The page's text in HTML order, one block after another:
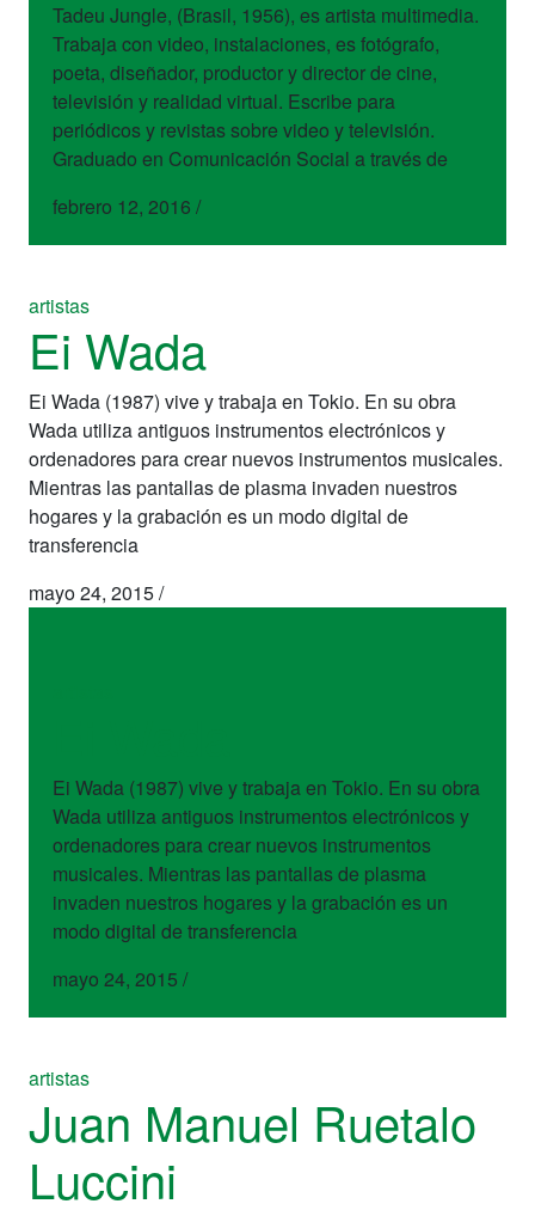
Tadeu Jungle, (Brasil, 1956), es artista multimedia.
Trabaja con video, instalaciones, es fotógrafo,
poeta, diseñador, productor y director de cine,
televisión y realidad virtual. Escribe para
periódicos y revistas sobre video y televisión.
Graduado en Comunicación Social a través de
febrero 12, 2016 /
artistas
Ei Wada
Ei Wada (1987) vive y trabaja en Tokio. En su obra
Wada utiliza antiguos instrumentos electrónicos y
ordenadores para crear nuevos instrumentos musicales.
Mientras las pantallas de plasma invaden nuestros
hogares y la grabación es un modo digital de
transferencia
mayo 24, 2015/
Ei Wada (1987) vive y trabaja en Tokio. En su obra
Wada utiliza antiguos instrumentos electrónicos y
ordenadores para crear nuevos instrumentos
musicales. Mientras las pantallas de plasma
invaden nuestros hogares y la grabación es un
modo digital de transferencia
mayo 24, 2015 /
artistas
Juan Manuel Ruetalo
Luccini